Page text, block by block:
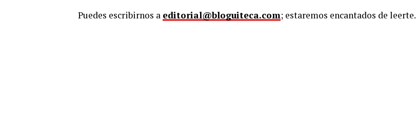
Puedes escribirnos a editorial@bloguiteca.com; estaremos encantados de leerte.